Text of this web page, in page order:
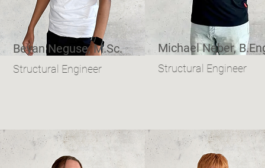
Beyan Neguse, M.Sc.
Structural Engineer
Michael Neber,
Structural Engineer